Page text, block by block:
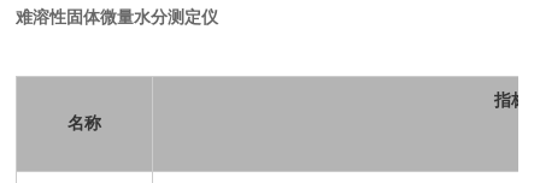
难溶性固体微量水分测定仪
名称
指标